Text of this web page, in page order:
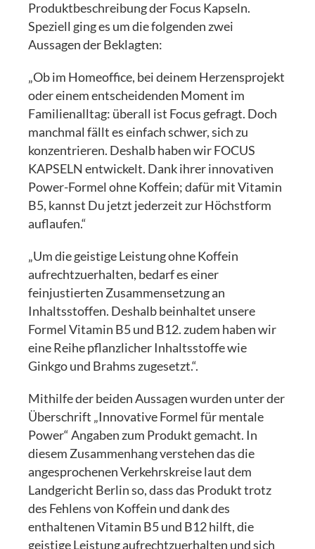
Produktbeschreibung der Focus Kapseln.
Speziell ging es um die folgenden zwei
Aussagen der Beklagten:
„Ob im Homeoffice, bei deinem Herzensprojekt
oder einem entscheidenden Moment im
Familienalltag: überall ist Focus gefragt. Doch
manchmal fällt es einfach schwer, sich zu
konzentrieren. Deshalb haben wir FOCUS
KAPSELN entwickelt. Dank ihrer innovativen
Power-Formel ohne Koffein; dafür mit Vitamin
B5, kannst Du jetzt jederzeit zur Höchstform
auflaufen.“
„Um die geistige Leistung ohne Koffein
aufrechtzuerhalten, bedarf es einer
feinjustierten Zusammensetzung an
Inhaltsstoffen. Deshalb beinhaltet unsere
Formel Vitamin B5 und B12. zudem haben wir
eine Reihe pflanzlicher Inhaltsstoffe wie
Ginkgo und Brahms zugesetzt.“.
Mithilfe der beiden Aussagen wurden unter der
Überschrift „Innovative Formel für mentale
Power“ Angaben zum Produkt gemacht. In
diesem Zusammenhang verstehen das die
angesprochenen Verkehrskreise laut dem
Landgericht Berlin so, dass das Produkt trotz
des Fehlens von Koffein und dank des
enthaltenen Vitamin B5 und B12 hilft, die
geistige Leistung aufrechtzuerhalten und sich